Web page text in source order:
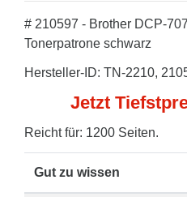
# 210597 - Brother DCP-
Tonerpatrone schwarz
Hersteller-ID: TN-2210,
Jetzt
Reicht für: 1200 Seiten.
Gut zu wissen